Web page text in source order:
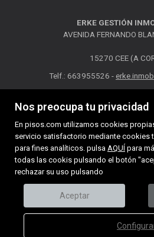
Nos preocupa tu privacidad
En pisos.com utilizamos cookies
servicio satisfactorio mediante cookies
para fines analíticos. pulsa AQUÍ para
todas las cookis pulsando el botón
rechazar su uso pulsando
Aceptar
ERKE GESTIÓN
AVENIDA FERNANDO
15270 CEE (A
Telf.: 663955526 -
MAPA WEB AVISO LEGAL